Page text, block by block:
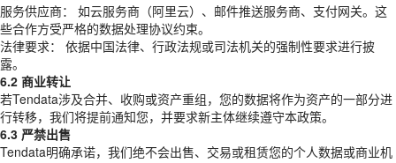
服务供应商： 如云服务商（阿里云）、邮件推送服务商、支付网关。这
些合作方受严格的数据处理协议约束。
法律要求： 依据中国法律、行政法规或司法机关的强制性要求进行披
露。
6.2 商业转让
若Tendata涉及合并、收购或资产重组，您的数据将作为资产的一部分进
行转移，我们将提前通知您，并要求新主体继续遵守本政策。
6.3 严禁出售
Tendata明确承诺，我们绝不会出售、交易或租赁您的个人数据或商业机